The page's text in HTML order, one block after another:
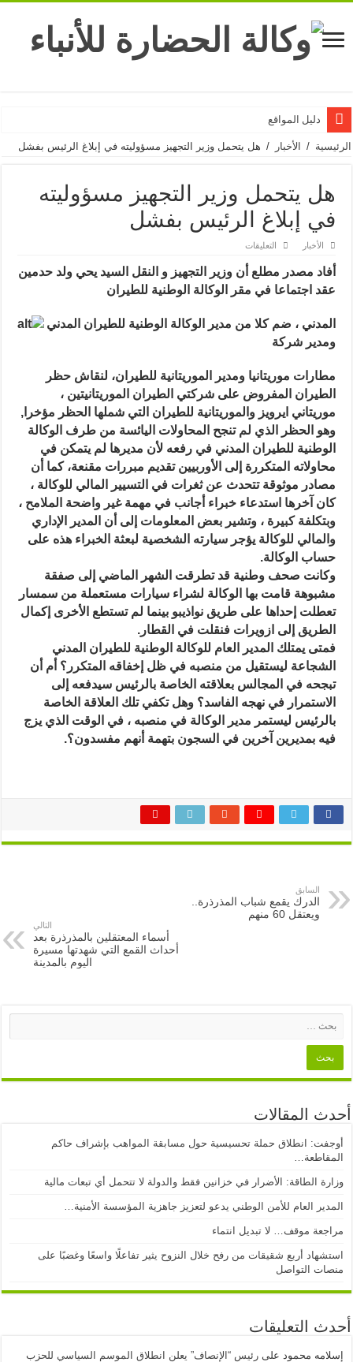
دليل المواقع
الرئيسية / الأخبار / هل يتحمل وزير التجهيز مسؤوليته في إبلاغ الرئيس بفشل
هل يتحمل وزير التجهيز مسؤوليته
في إبلاغ الرئيس بفشل
الأخبار التعليقات
وزير
التجهيز
مسؤوليته
الرئيس
أفاد مصدر مطلع أن وزير التجهيز و النقل السيد يحي ولد حدمين
عقد اجتماعا في مقر الوكالة الوطنية للطيران
المدني ، ضم كلا من مدير الوكالة الوطنية للطيران المدني
ومدير شركة
مطارات موريتانيا ومدير الموريتانية للطيران، لنقاش حظر
الطيران المفروض على شركتي الطيران الموريتانيتين ،
موريتاني ايرويز والموريتانية للطيران التي شملها الحظر مؤخرا,
وهو الحظر الذي لم تنجح المحاولات اليائسة من طرف الوكالة
الوطنية للطيران المدني في رفعه لأن مديرها لم يتمكن في
محاولاته المتكررة إلى الأوربيين تقديم مبررات مقنعة، كما أن
مصادر موثوقة تتحدث عن ثغرات في التسيير المالي للوكالة ،
كان آخرها استدعاء خبراء أجانب في مهمة غير واضحة الملامح ،
وبتكلفة كبيرة ، وتشير بعض المعلومات إلى أن المدير الإداري
والمالي للوكالة يؤجر سيارته الشخصية لبعثة الخبراء هذه على
حساب الوكالة.
وكانت صحف وطنية قد تطرقت الشهر الماضي إلى صفقة
مشبوهة قامت بها الوكالة لشراء سيارات مستعملة من سمسار
تعطلت إحداها على طريق نواذيبو بينما لم تستطع الأخرى إكمال
الطريق إلى ازويرات فنقلت في القطار.
فمتى يمتلك المدير العام للوكالة الوطنية للطيران المدني
الشجاعة ليستقيل من منصبه في ظل إخفاقه المتكرر؟ أم أن
تبجحه في المجالس بعلاقته الخاصة بالرئيس سيدفعه إلى
الاستمرار في نهجه الفاسد؟ وهل تكفي تلك العلاقة الخاصة
بالرئيس ليستمر مدير الوكالة في منصبه ، في الوقت الذي يزج
فيه بمديرين آخرين في السجون بتهمة أنهم مفسدون؟.
السابق
الدرك يقمع شباب المذرذرة..
ويعتقل 60 منهم
التالي
أسماء المعتقلين بالمذرذرة بعد
أحداث القمع التي شهدتها مسيرة
اليوم بالمدينة
أحدث المقالات
أوجفت: انطلاق حملة تحسيسية حول مسابقة المواهب بإشراف حاكم
المقاطعة…
وزارة الطاقة: الأضرار في خزانين فقط والدولة لا تتحمل أي تبعات مالية
المدير العام للأمن الوطني يدعو لتعزيز جاهزية المؤسسة الأمنية…
مراجعة موقف… لا تبديل انتماء
استشهاد أربع شقيقات من رفح خلال النزوح يثير تفاعلًا واسعًا وغضبًا على
منصات التواصل
أحدث التعليقات
إسلامه محمود علىرئيس “الإنصاف” يعلن انطلاق الموسم السياسي للحزب